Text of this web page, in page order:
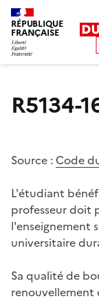
RÉPUBLIQUE
FRANÇAISE
R5134-
Source : Code
L'étudiant
professeur doit
l'enseignement
universitaire
Sa qualité de
renouvellement